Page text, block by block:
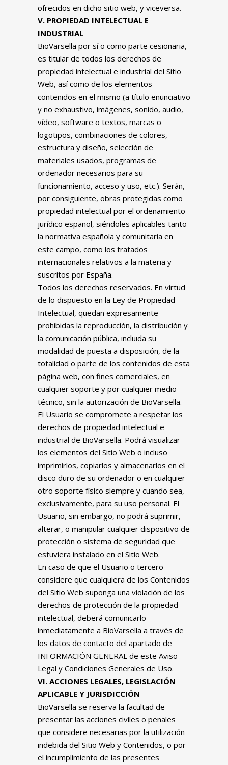
ofrecidos en dicho sitio web, y viceversa.
V. PROPIEDAD INTELECTUAL E
INDUSTRIAL
BioVarsella por sí o como parte cesionaria,
es titular de todos los derechos de
propiedad intelectual e industrial del Sitio
Web, así como de los elementos
contenidos en el mismo (a título enunciativo
y no exhaustivo, imágenes, sonido, audio,
vídeo, software o textos, marcas o
logotipos, combinaciones de colores,
estructura y diseño, selección de
materiales usados, programas de
ordenador necesarios para su
funcionamiento, acceso y uso, etc.). Serán,
por consiguiente, obras protegidas como
propiedad intelectual por el ordenamiento
jurídico español, siéndoles aplicables tanto
la normativa española y comunitaria en
este campo, como los tratados
internacionales relativos a la materia y
suscritos por España.
Todos los derechos reservados. En virtud
de lo dispuesto en la Ley de Propiedad
Intelectual, quedan expresamente
prohibidas la reproducción, la distribución y
la comunicación pública, incluida su
modalidad de puesta a disposición, de la
totalidad o parte de los contenidos de esta
página web, con fines comerciales, en
cualquier soporte y por cualquier medio
técnico, sin la autorización de BioVarsella.
El Usuario se compromete a respetar los
derechos de propiedad intelectual e
industrial de BioVarsella. Podrá visualizar
los elementos del Sitio Web o incluso
imprimirlos, copiarlos y almacenarlos en el
disco duro de su ordenador o en cualquier
otro soporte físico siempre y cuando sea,
exclusivamente, para su uso personal. El
Usuario, sin embargo, no podrá suprimir,
alterar, o manipular cualquier dispositivo de
protección o sistema de seguridad que
estuviera instalado en el Sitio Web.
En caso de que el Usuario o tercero
considere que cualquiera de los Contenidos
del Sitio Web suponga una violación de los
derechos de protección de la propiedad
intelectual, deberá comunicarlo
inmediatamente a BioVarsella a través de
los datos de contacto del apartado de
INFORMACIÓN GENERAL de este Aviso
Legal y Condiciones Generales de Uso.
VI. ACCIONES LEGALES, LEGISLACIÓN
APLICABLE Y JURISDICCIÓN
BioVarsella se reserva la facultad de
presentar las acciones civiles o penales
que considere necesarias por la utilización
indebida del Sitio Web y Contenidos, o por
el incumplimiento de las presentes